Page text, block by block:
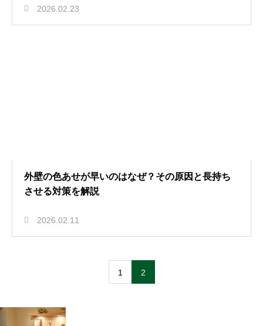
2026.02.23
外壁の色あせが早いのはなぜ？その原因と長持ち
させる対策を解説
2026.02.11
1 2